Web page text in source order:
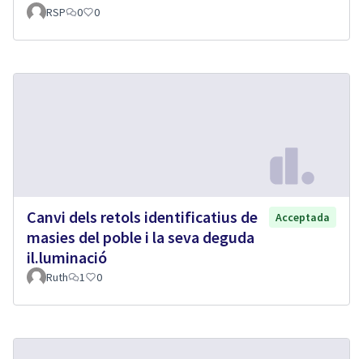
RSP 0 0
Canvi dels retols identificatius de
masies del poble i la seva deguda
il.luminació
Acceptada
Ruth 1 0